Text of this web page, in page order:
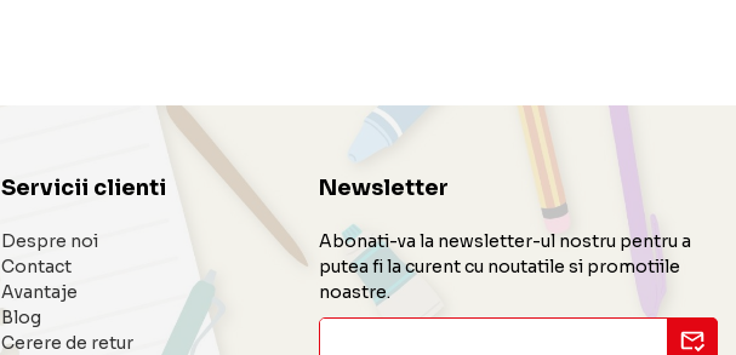
Servicii clienti
Despre noi
Contact
Avantaje
Blog
Cerere de retur
Newsletter
Abonati-va la newsletter-ul nostru pentru a
putea fi la curent cu noutatile si promotiile
noastre.